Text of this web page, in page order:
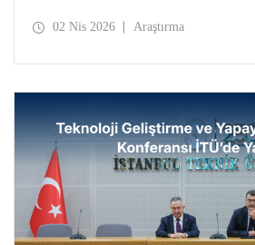
Akademisi (BAS) ile İkili İşbirliği
02 Nis 2026 Araştırma